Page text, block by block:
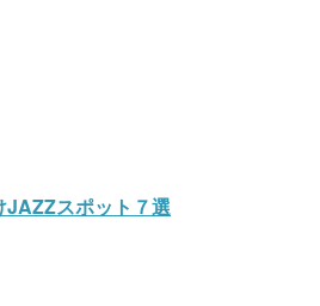
JAZZスポット７選